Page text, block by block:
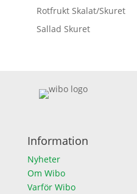
Rotfrukt Skalat/Skuret
Sallad Skuret
Information
Nyheter
Om Wibo
Varför Wibo